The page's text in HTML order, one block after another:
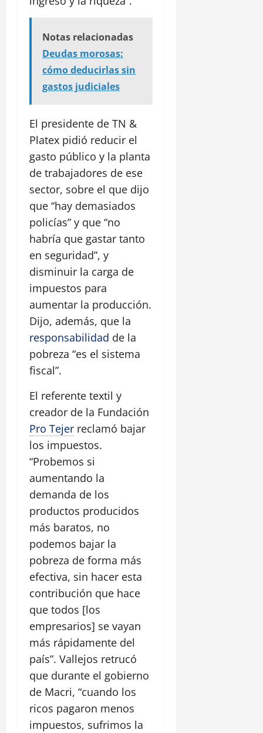
Notas relacionadas
Deudas morosas:
cómo deducirlas sin
gastos judiciales
El presidente de TN &
Platex pidió reducir el
gasto público y la planta
de trabajadores de ese
sector, sobre el que dijo
que “hay demasiados
policías” y que “no
habría que gastar tanto
en seguridad”, y
disminuir la carga de
impuestos para
aumentar la producción.
Dijo, además, que la
responsabilidad de la
pobreza “es el sistema
fiscal”.
El referente textil y
creador de la Fundación
Pro Tejer reclamó bajar
los impuestos.
“Probemos si
aumentando la
demanda de los
productos producidos
más baratos, no
podemos bajar la
pobreza de forma más
efectiva, sin hacer esta
contribución que hace
que todos [los
empresarios] se vayan
más rápidamente del
país”. Vallejos retrucó
que durante el gobierno
de Macri, “cuando los
ricos pagaron menos
impuestos, sufrimos la